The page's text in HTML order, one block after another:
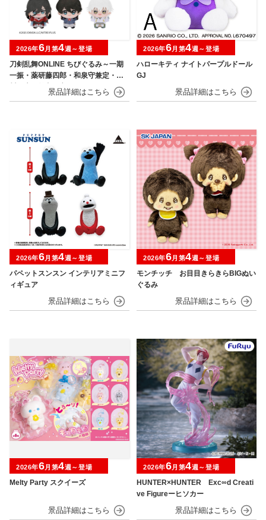
刀剣乱舞ONLINE ちびぐるみ～一期
一振・薬研藤四郎・和泉守兼定・堀
川国広・鶴丸国永～
2026年6月第4週～登場
ハローキティ ナイトパープルドール
GJ
2026年6月第4週～登場
パペットスンスン インテリアミニフ
ィギュア
2026年6月第4週～登場
モンチッチ お目目きらきらBIGぬい
ぐるみ
2026年6月第4週～登場
Melty Party スクイーズ
2026年6月第4週～登場
HUNTER×HUNTER Exc∞d Creati
ve Figureーヒソカー
2026年6月第4週～登場